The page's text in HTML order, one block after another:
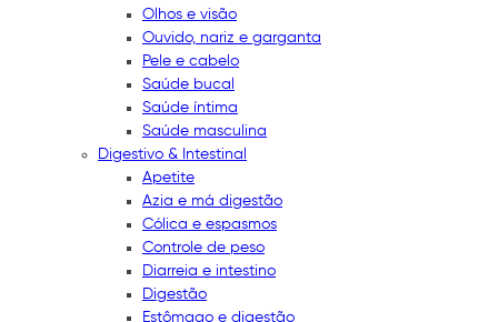
Olhos e visão
Ouvido, nariz e garganta
Pele e cabelo
Saúde bucal
Saúde íntima
Saúde masculina
Digestivo & Intestinal
Apetite
Azia e má digestão
Cólica e espasmos
Controle de peso
Diarreia e intestino
Digestão
Estômago e digestão